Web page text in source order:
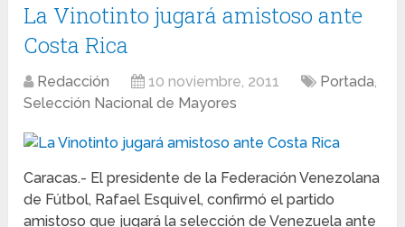
La Vinotinto jugará amistoso ante
Costa Rica
Redacción 10 noviembre, 2011 Portada,
Selección Nacional de Mayores
Caracas.- El presidente de la Federación Venezolana
de Fútbol, Rafael Esquivel, confirmó el partido
amistoso que jugará la selección de Venezuela ante